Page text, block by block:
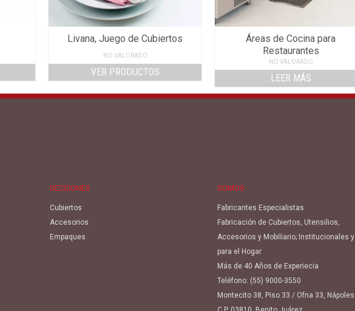
Livana, Juego de Cubiertos
NO VALORADO
VER PRODUCTOS
Áreas de Cocina para
Restaurantes
NO VALORADO
LEER MÁS
SECCIONES
Cubiertos
Accesorios
Empaques
SOMOS
Fabricantes Especialistas
Fabricación de Cubiertos, Utensilios,
Accesorios y Mobiliario; Institucionales y
para el Hogar
Más de 40 Años de Experiecia
Teléfono: (55) 9000-3550
Montecito 38, Piso 33 / Ofna 33, Nápoles